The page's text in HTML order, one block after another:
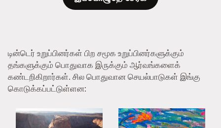
டின்டெர் உறுப்பினர்கள் பிற சமூக உறுப்பினர்களுக்கும்
தங்களுக்கும் பொதுவாக இருக்கும் ஆர்வங்களைக்
கண்டறிகிறார்கள். சில பொதுவான செயல்பாடுகள் இங்கு
கொடுக்கப்பட்டுள்ளன: